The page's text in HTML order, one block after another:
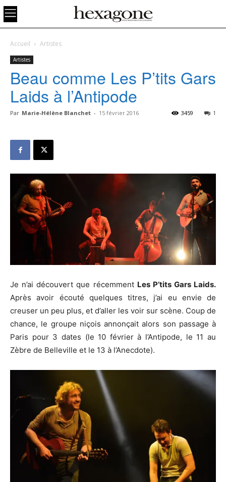
Accueil Artistes
Artistes
Beau comme Les P’tits Gars
Laids à l’Antipode
Par Marie-Hélène Blanchet - 15 février 2016 1
3459
Je n’ai découvert que récemment Les P’tits Gars Laids.
Après avoir écouté quelques titres, j’ai eu envie de
creuser un peu plus, et d’aller les voir sur scène. Coup de
chance, le groupe niçois annonçait alors son passage à
Paris pour 3 dates (le 10 février à l’Antipode, le 11 au
Zèbre de Belleville et le 13 à l’Anecdote).